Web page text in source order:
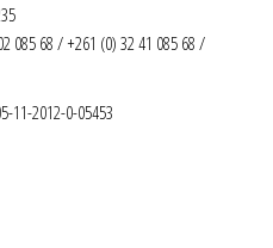
085 68 / +261 (0) 32 41 085 68 /
11-2012-0-05453